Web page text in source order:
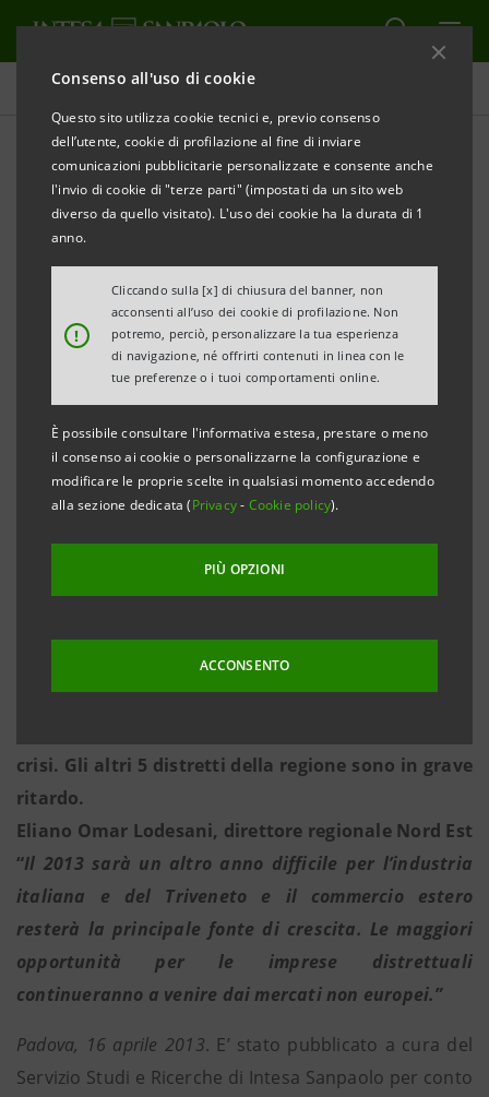
Consenso all'uso di cookie
Questo sito utilizza cookie tecnici e, previo consenso
dell’utente, cookie di profilazione al fine di inviare
comunicazioni pubblicitarie personalizzate e consente anche
l'invio di cookie di "terze parti" (impostati da un sito web
diverso da quello visitato). L'uso dei cookie ha la durata di 1
anno.
!
Cliccando sulla [x] di chiusura del banner, non
acconsenti all’uso dei cookie di profilazione. Non
potremo, perciò, personalizzare la tua esperienza
di navigazione, né offrirti contenuti in linea con le
tue preferenze o i tuoi comportamenti online.
È possibile consultare l'informativa estesa, prestare o meno
il consenso ai cookie o personalizzarne la configurazione e
modificare le proprie scelte in qualsiasi momento accedendo
alla sezione dedicata (Privacy- Cookie policy).
PIÙ OPZIONI
ACCONSENTO
Comunicati stampa
STAMPA AGGIORNA
COMUNICATO STAMPA
MONITOR DEI DISTRETTI DEL TRIVENETO AL 31
L’AVANZO COMMERCIALE RITORNA AI MASSIMI
STORICI MENTRE IL FRIULI VG CONTINUA A
SOFFRIRE
Positiva l’evoluzione delle esportazioni dei distretti
del Veneto che hanno registrato un aumento del
3%, facendo meglio della media italiana e
riportandosi molto vicino al massimo storico del
Crescita sui mercati esteri anche dei distretti del
Trentino Alto Adige che nel 2012 hanno ritoccato il
record storico in termini di export e avanzo
In Friuli Venezia Giulia solo i coltelli e forbici di
crisi. Gli altri 5 distretti della regione sono in grave
ritardo.
Eliano Omar Lodesani, direttore regionale Nord Est
“Il 2013 sarà un altro anno difficile per l’industria
italiana e del Triveneto e il commercio estero
resterà la principale fonte di crescita. Le maggiori
opportunità per le imprese distrettuali
continueranno a venire dai mercati non europei.”
Padova, 16 aprile 2013. E’ stato pubblicato a cura del
Servizio Studi e Ricerche di Intesa Sanpaolo per conto